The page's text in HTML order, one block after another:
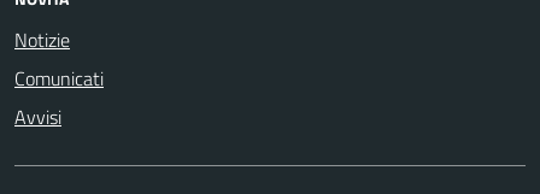
Notizie
Comunicati
Avvisi